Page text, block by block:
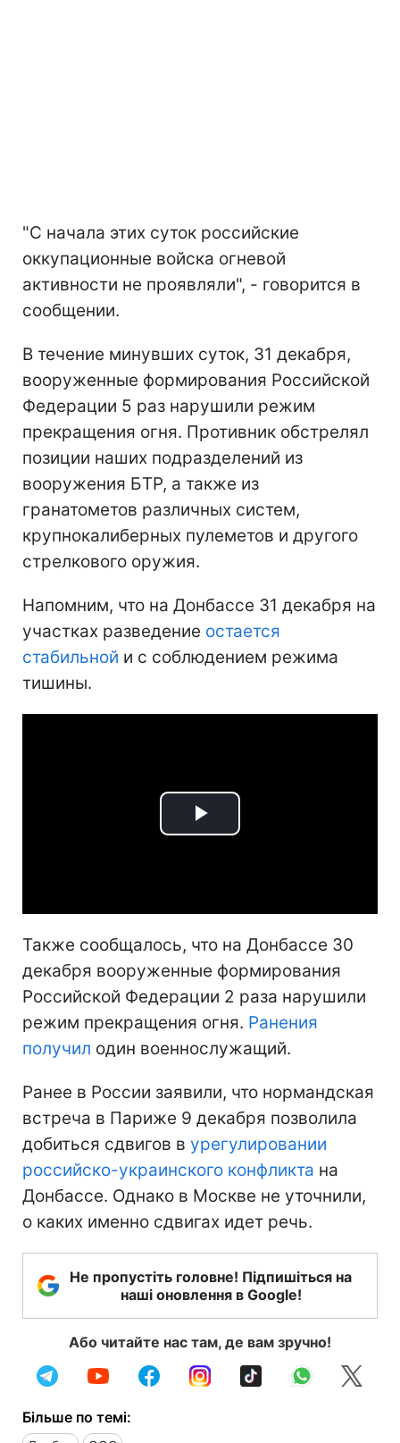
"С начала этих суток российские
оккупационные войска огневой
активности не проявляли", - говорится в
сообщении.
В течение минувших суток, 31 декабря,
вооруженные формирования Российской
Федерации 5 раз нарушили режим
прекращения огня. Противник обстрелял
позиции наших подразделений из
вооружения БТР, а также из
гранатометов различных систем,
крупнокалиберных пулеметов и другого
стрелкового оружия.
Напомним, что на Донбассе 31 декабря на
участках разведение остается
стабильной и с соблюдением режима
тишины.
Play
Также сообщалось, что на Донбассе 30
декабря вооруженные формирования
Российской Федерации 2 раза нарушили
режим прекращения огня. Ранения
получил один военнослужащий.
Ранее в России заявили, что нормандская
встреча в Париже 9 декабря позволила
добиться сдвигов в урегулировании
российско-украинского конфликта на
Донбассе. Однако в Москве не уточнили,
о каких именно сдвигах идет речь.
Не пропустіть головне! Підпишіться на
наші оновлення в Google!
Або читайте нас там, де вам зручно!
Більше по темі: